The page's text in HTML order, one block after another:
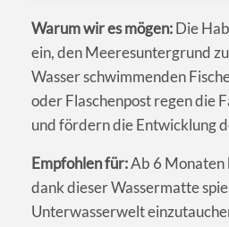
Warum wir es mögen:Die
ein, den Meeresuntergrund
Wasser schwimmenden
oder Flaschenpost regen die
und fördern die Entwicklung
Empfohlen für:Ab 6 Monaten
dank dieser Wassermatte
Unterwasserwelt